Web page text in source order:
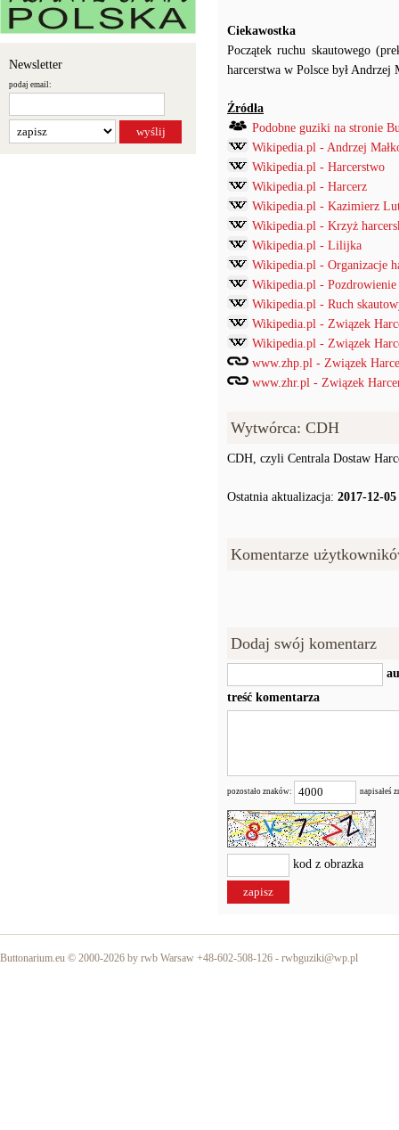
Newsletter
podaj email:
Ciekawostka
Początek ruchu skautowego
harcerstwa w Polsce był Andrzej
Źródła
Podobne guziki na stronie
Wikipedia.pl - Andrzej
Wikipedia.pl - Harcerstwo
Wikipedia.pl - Harcerz
Wikipedia.pl - Kazimierz
Wikipedia.pl - Krzyż
Wikipedia.pl - Lilijka
Wikipedia.pl - Organizacje
Wikipedia.pl - Pozdrowienie
Wikipedia.pl - Ruch
Wikipedia.pl - Związek
Wikipedia.pl - Związek
www.zhp.pl - Związek
www.zhr.pl - Związek
Wytwórca: CDH
CDH, czyli Centrala Dostaw
Ostatnia aktualizacja: 2017-12-
Komentarze
Dodaj swój komentarz
treść komentarza
pozostało znaków: napisałeś
kod z obrazka
Buttonarium.eu © 2000-2026 by rwb Warsaw +48-602-508-126 - rwbguziki@wp.pl